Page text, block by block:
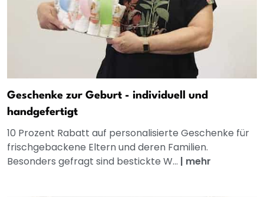
Geschenke zur Geburt - individuell und
handgefertigt
10 Prozent Rabatt auf personalisierte Geschenke für
frischgebackene Eltern und deren Familien.
Besonders gefragt sind bestickte W... | mehr